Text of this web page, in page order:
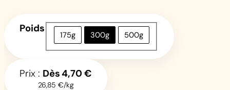
Poids
175g 300g 500g
Prix : Dès4,70 €
26,85 €/kg